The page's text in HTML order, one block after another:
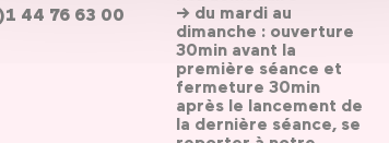
44 76 63 00
→ du mardi au
dimanche : ouverture
30min avant la
première séance et
fermeture 30min
après le lancement de
la dernière séance, se